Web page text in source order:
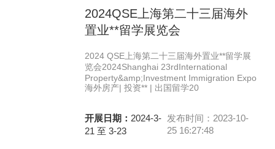
2024QSE上海第二十三届海外
置业**留学展览会
2024 QSE上海第二十三届海外置业**留学展
览会2024Shanghai 23rdInternational
Property&amp;Investment Immigration Expo
海外房产| 投资** | 出国留学20
开展日期： 2024-3-
21 至 3-23
发布时间：2023-10-
25 16:27:48